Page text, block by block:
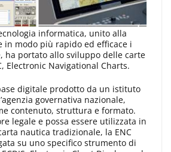
informatica, unito alla
in modo più rapido ed efficace i
ha portato allo sviluppo delle carte
Electronic Navigational Charts.
digitale prodotto da un istituto
governativa nazionale,
contenuto, struttura e formato.
legale e possa essere utilizzata in
nautica tradizionale, la ENC
su uno specifico strumento di